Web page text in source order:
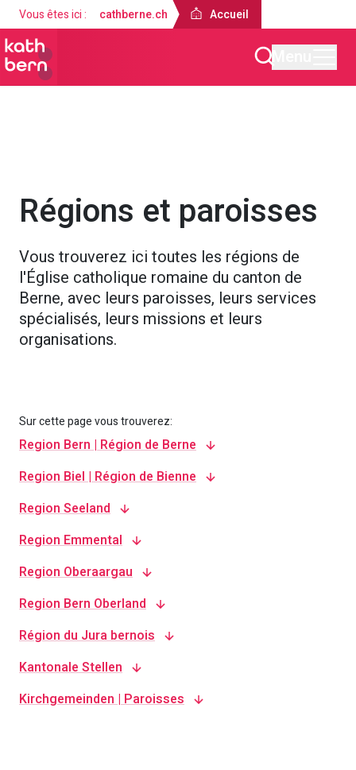
Vous êtes ici : cathberne.ch Accueil
Régions et paroisses
Vous trouverez ici toutes les régions de
l'Église catholique romaine du canton de
Berne, avec leurs paroisses, leurs services
spécialisés, leurs missions et leurs
organisations.
Sur cette page vous trouverez:
Region Bern | Région de Berne
Region Biel | Région de Bienne
Region Seeland
Region Emmental
Region Oberaargau
Region Bern Oberland
Région du Jura bernois
Kantonale Stellen
Kirchgemeinden | Paroisses